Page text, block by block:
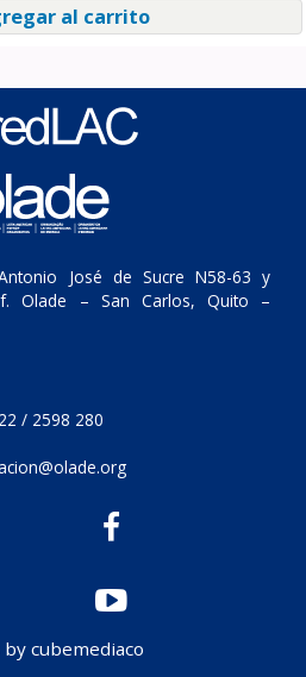
al carrito
José de Sucre N58-63 y
Olade – San Carlos, Quito –
/ 2598 280
cubemediaco